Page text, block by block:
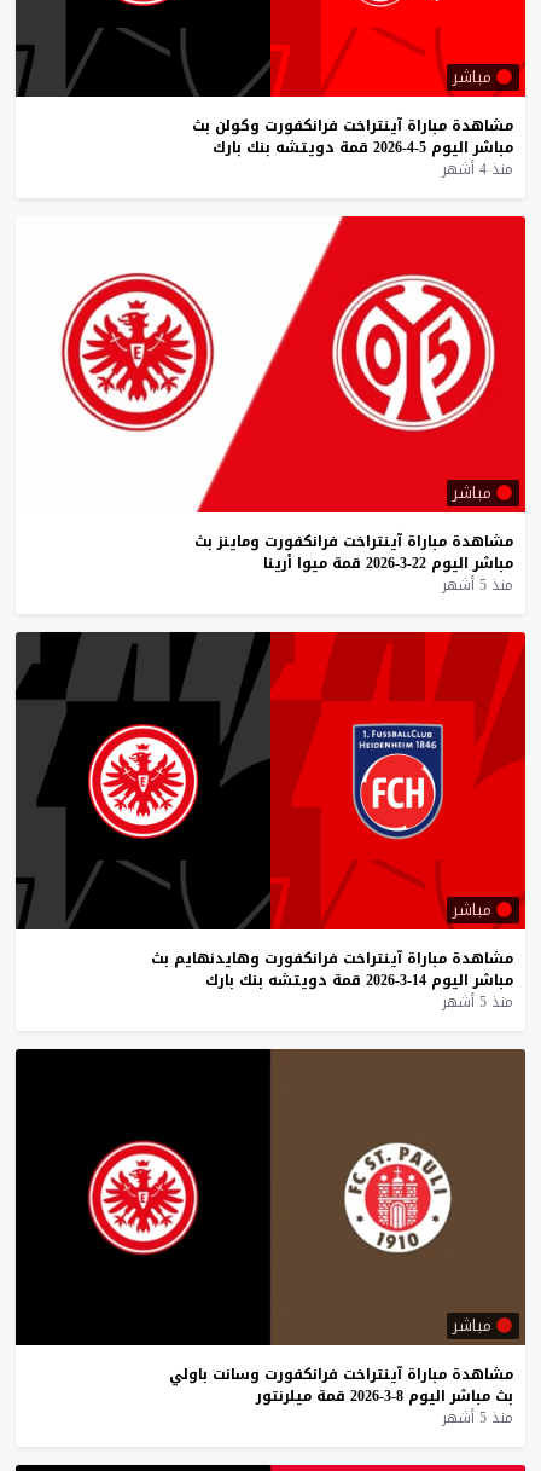
مباشر
مشاهدة مباراة آينتراخت فرانكفورت وكولن بث
مباشر اليوم 5-4-2026 قمة دويتشه بنك بارك
منذ 4 أشهر
مباشر
مشاهدة مباراة آينتراخت فرانكفورت وماينز بث
مباشر اليوم 22-3-2026 قمة ميوا أرينا
منذ 5 أشهر
مباشر
مشاهدة مباراة آينتراخت فرانكفورت وهايدنهايم بث
مباشر اليوم 14-3-2026 قمة دويتشه بنك بارك
منذ 5 أشهر
مباشر
مشاهدة مباراة آينتراخت فرانكفورت وسانت باولي
بث مباشر اليوم 8-3-2026 قمة ميلرنتور
منذ 5 أشهر